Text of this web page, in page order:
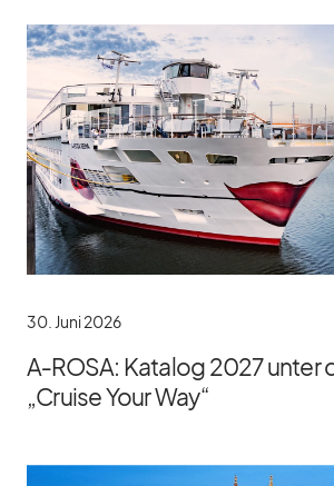
30. Juni 2026
A‑ROSA: Katalog 2027 unter
„Cruise Your Way“